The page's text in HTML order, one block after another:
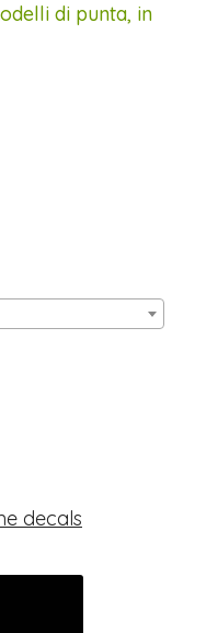
di punta, in
decals